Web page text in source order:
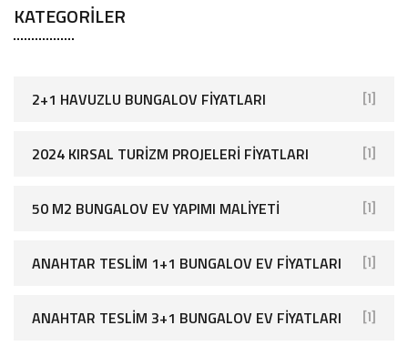
KATEGORILER
2+1 HAVUZLU BUNGALOV FIYATLARI [1]
2024 KIRSAL TURIZM PROJELERI FIYATLARI [1]
50 M2 BUNGALOV EV YAPIMI MALIYETI [1]
ANAHTAR TESLIM 1+1 BUNGALOV EV FIYATLARI [1]
ANAHTAR TESLIM 3+1 BUNGALOV EV FIYATLARI [1]